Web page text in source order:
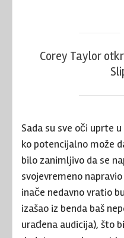
Corey Taylor
Sada su sve oči uprte
ko potencijalno može
bilo zanimljivo da se
svojevremeno
inače nedavno vratio
izašao iz benda baš
urađena audicija), što